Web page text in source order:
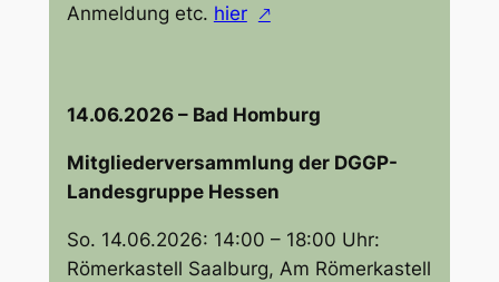
Anmeldung etc. hier
14.06.2026 – Bad Homburg
Mitgliederversammlung der DGGP-
Landesgruppe Hessen
So. 14.06.2026: 14:00 – 18:00 Uhr:
Römerkastell Saalburg, Am Römerkastell